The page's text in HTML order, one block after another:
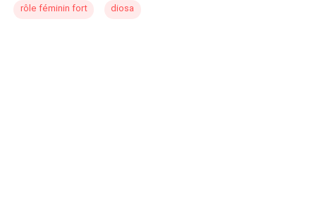
rôle féminin fort diosa